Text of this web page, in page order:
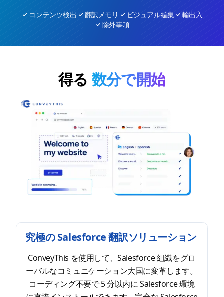
コンテンツ検出 翻訳メモリ ビジュアル編集
輸出入
除外事項
得る 数分で開始
究極の Salesforce 翻訳ソリューション
ConveyThis を使用して、Salesforce 組織をグロ
ーバルなコミュニケーション大国に変革します。
コーディング不要で 5 分以内に Salesforce 環境